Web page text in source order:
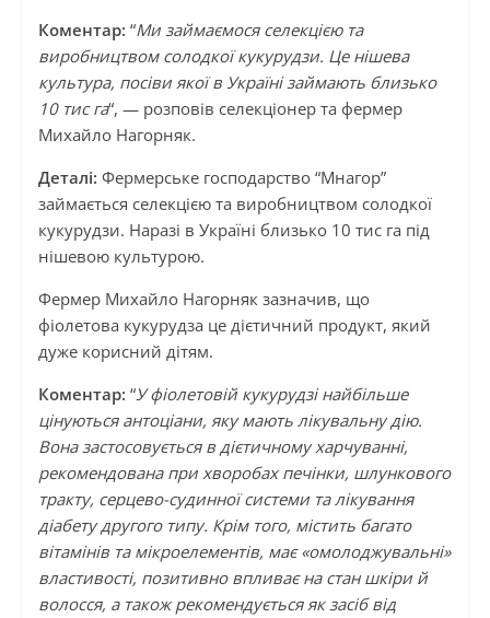
Коментар: “Ми займаємося селекцією та
виробництвом солодкої кукурудзи. Це нішева
культура, посіви якої в Україні займають близько
10 тис га“, — розповів селекціонер та фермер
Михайло Нагорняк.
Деталі: Фермерське господарство “Мнагор”
займається селекцією та виробництвом солодкої
кукурудзи. Наразі в Україні близько 10 тис га під
нішевою культурою.
Фермер Михайло Нагорняк зазначив, що
фіолетова кукурудза це дієтичний продукт, який
дуже корисний дітям.
Коментар: “У фіолетовій кукурудзі найбільше
цінуються антоціани, яку мають лікувальну дію.
Вона застосовується в дієтичному харчуванні,
рекомендована при хворобах печінки, шлункового
тракту, серцево-судинної системи та лікування
діабету другого типу. Крім того, містить багато
вітамінів та мікроелементів, має «омолоджувальні»
властивості, позитивно впливає на стан шкіри й
волосся, а також рекомендується як засіб від